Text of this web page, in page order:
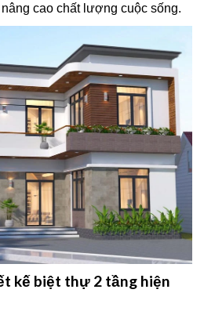
cao chất lượng cuộc sống.
kế biệt thự 2 tầng hiện